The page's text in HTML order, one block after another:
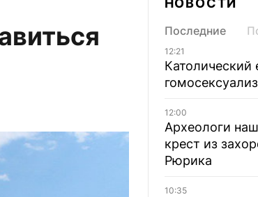
НОВОСТИ
Последние
12:21
Католический
12:00
Археологи
крест из
Рюрика
10:35